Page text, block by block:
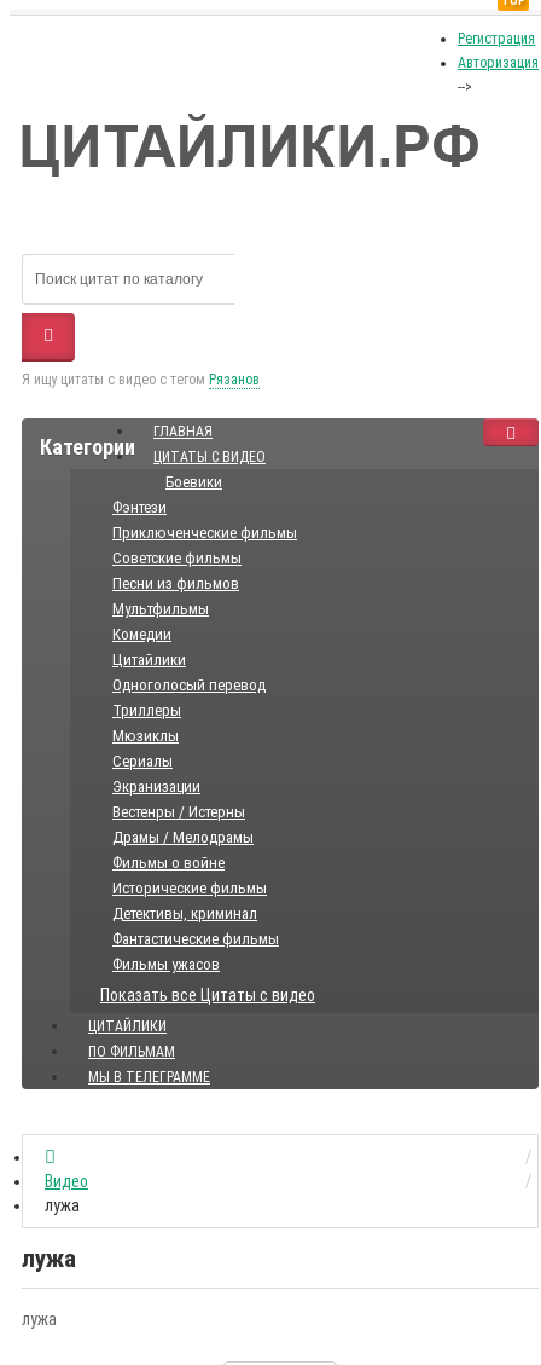
Регистрация
Авторизация
-->
Я ищу цитаты с видео с тегом Рязанов
Категории
ГЛАВНАЯ
ЦИТАТЫ С ВИДЕО
Боевики
Фэнтези
Приключенческие фильмы
Советские фильмы
Песни из фильмов
Мультфильмы
Комедии
Цитайлики
Одноголосый перевод
Триллеры
Мюзиклы
Сериалы
Экранизации
Вестенры / Истерны
Драмы / Мелодрамы
Фильмы о войне
Исторические фильмы
Детективы, криминал
Фантастические фильмы
Фильмы ужасов
Показать все Цитаты с видео
ЦИТАЙЛИКИ
ПО ФИЛЬМАМ
МЫ В ТЕЛЕГРАММЕ
Видео
лужа
лужа
лужа